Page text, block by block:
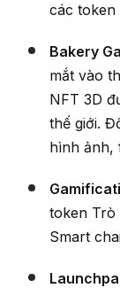
các token
Bakery
mắt vào
NFT 3D
thế giới.
hình ảnh,
token Trò
Smart